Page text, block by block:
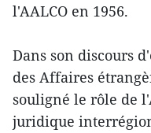
l'AALCO en 1956.
Dans son discours
des Affaires
souligné le rôle de
juridique